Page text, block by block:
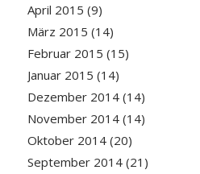
April 2015 (9)
März 2015 (14)
Februar 2015 (15)
Januar 2015 (14)
Dezember 2014(14)
November 2014(14)
Oktober 2014(20)
September 2014(21)